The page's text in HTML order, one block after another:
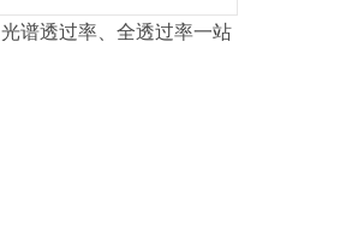
光谱透过率、全透过率一站